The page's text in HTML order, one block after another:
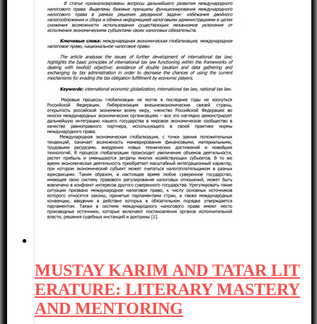
MUSTAY KARIM AND TATAR LIT
ERATURE: LITERARY MASTERY
AND MENTORING